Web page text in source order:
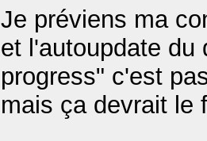
Je préviens ma
et l'autoupdate du
progress" c'est
mais ça devrait le